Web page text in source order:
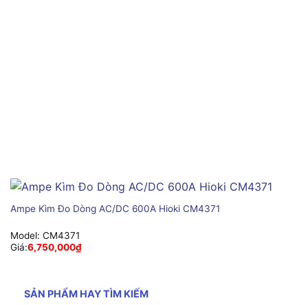
Ampe Kìm Đo Dòng AC/DC 600A Hioki CM4371
Model: CM4371
Giá:6,750,000₫
SẢN PHẨM HAY TÌM KIẾM